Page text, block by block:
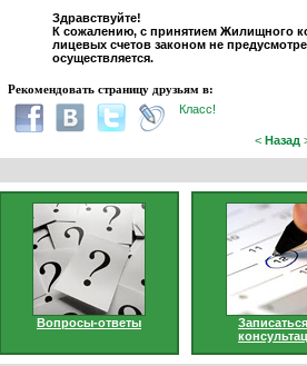
Здравствуйте!
К сожалению, с принятием Жилищного
лицевых счетов законом не
осуществляется.
Рекомендовать страницу друзьям в:
Класс!
< Назад
Вопросы-ответы